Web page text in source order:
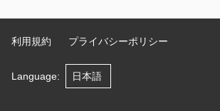
利用規約 プライバシーポリシー
Language: